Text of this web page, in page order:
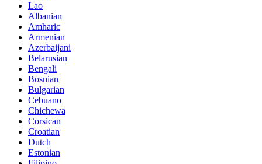
Lao
Albanian
Amharic
Armenian
Azerbaijani
Belarusian
Bengali
Bosnian
Bulgarian
Cebuano
Chichewa
Corsican
Croatian
Dutch
Estonian